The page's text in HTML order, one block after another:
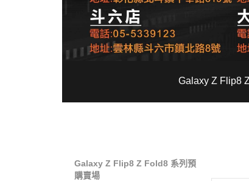
Galaxy Z Flip8
Galaxy Z Flip8 Z Fold8 系列預
購賣場